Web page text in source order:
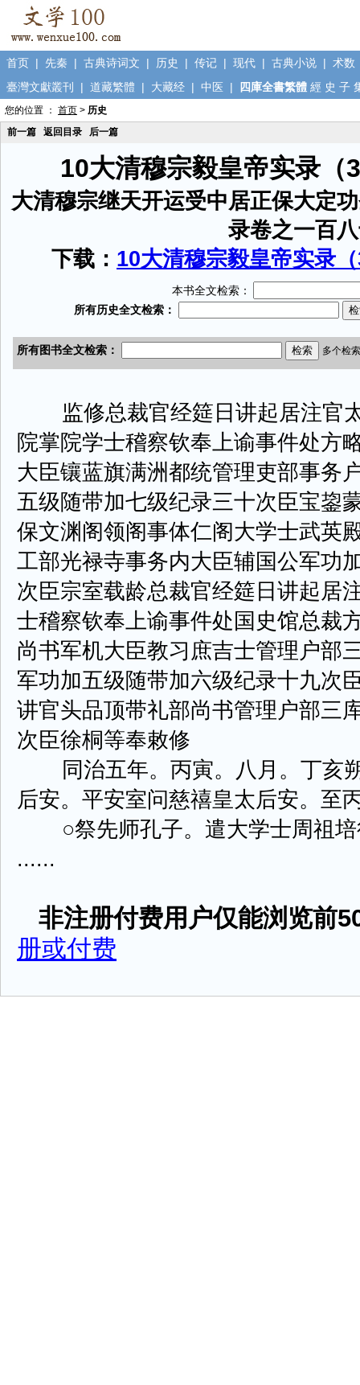
首页 | 先秦 | 古典诗词文 | 历史 | 传记 | 现代 | 古典小说 | 术数
臺灣文獻叢刊
| 道藏繁體 | 大藏经 | 中医 | 四庫全書繁體 經 史 子
您的位置 ： 首页 > 历史
前一篇
返回目录 后一篇
10大清穆宗毅皇帝实录（
大清穆宗继天开运受中居正保大定
录卷之一百
下载： 10大清穆宗毅皇帝实录
本书全文检索：
监修总裁官经筵日讲起居注官
院掌院学士稽察钦奉上谕事件处方
大臣镶蓝旗满洲都统管理吏部事务
五级随带加七级纪录三十次臣宝鋆
保文渊阁领阁事体仁阁大学士武英
工部光禄寺事务内大臣辅国公军功
次臣宗室载龄总裁官经筵日讲起居
士稽察钦奉上谕事件处国史馆总裁
尚书军机大臣教习庶吉士管理户部
军功加五级随带加六级纪录十九次
讲官头品顶带礼部尚书管理户部三
次臣徐桐等奉敕修
同治五年。丙寅。八月。丁亥
后安。平安室问慈禧皇太后安。至
○祭先师孔子。遣大学士周祖培
......
非注册付费用户仅能浏览前
册或付费